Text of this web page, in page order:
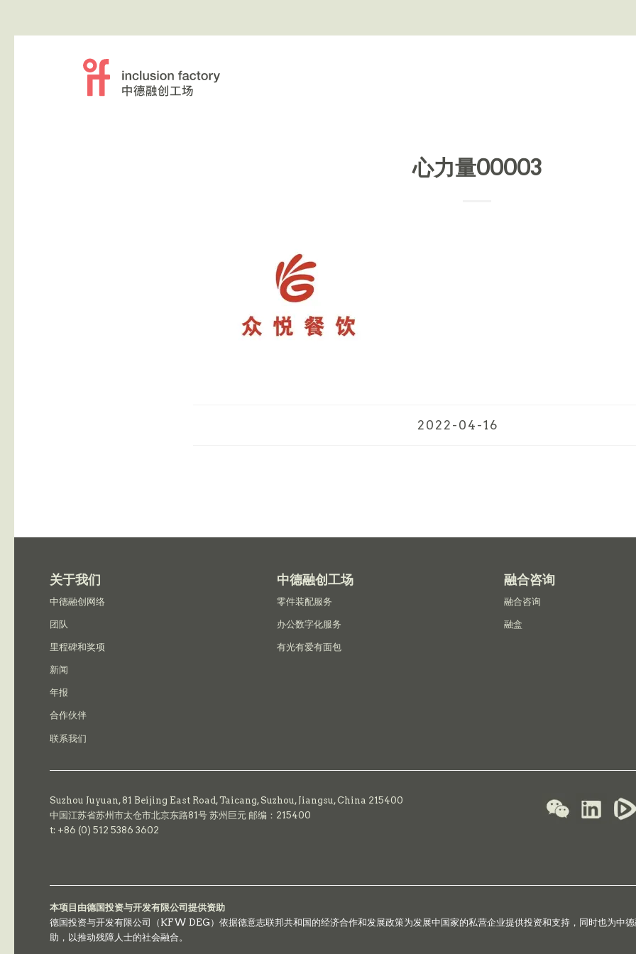
心力量00003
2022-04-16
关于我们
中德融创网络
团队
里程碑和奖项
新闻
年报
合作伙伴
联系我们
中德融创工场
零件装配服务
办公数字化服务
有光有爱有面包
融合咨询
融合咨询
融盒
Suzhou Juyuan, 81 Beijing East Road,Taicang,Suzhou, Jiangsu, China 215400
中国江苏省苏州市太仓市北京东路81号 苏州巨元 邮编：215400
t: +86 (0) 512 5386 3602
本项目由德国投资与开发有限公司提供资助
德国投资与开发有限公司（KFW DEG）依据德意志联邦共和国的经济合作和发展政策为发展中国家的私营企业提供投资和支持，同时也为中
助，以推动残障人士的社会融合。